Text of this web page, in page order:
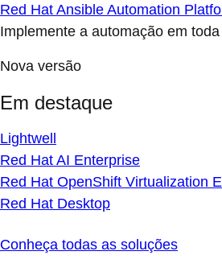
Red Hat Ansible Automation
Implemente a automação em
Nova versão
Em destaque
Lightwell
Red Hat AI Enterprise
Red Hat OpenShift Virtualization
Red Hat Desktop
Conheça todas as soluções